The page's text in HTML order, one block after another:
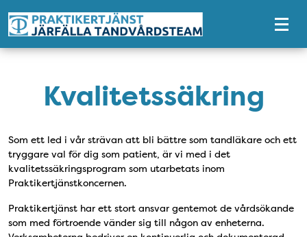
Tillgänglighetsmeny
Kvalitetssäkring
Som ett led i vår strävan att bli bättre som tandläkare och ett
tryggare val för dig som patient, är vi med i det
kvalitetssäkringsprogram som utarbetats inom
Praktikertjänstkoncernen.
Praktikertjänst har ett stort ansvar gentemot de vårdsökande
som med förtroende vänder sig till någon av enheterna.